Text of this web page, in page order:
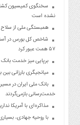
نشده است
همبستگی ملی از سلاح
۵۷ همت عبور کرد
برپایی میز خدمت بانک
میانجیگری بارزانی
بانک ملی ایران در
خدمت‌رسانی بازمی‌گردند
مذاکره‌ای با آمریکا
با روحیه جهادی،